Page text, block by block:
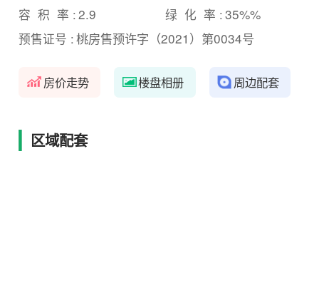
容 积 率 :2.9 绿 化 率 :35%%
预售证号 :桃房售预许字（2021）第0034号
房价走势 楼盘相册 周边配套
区域配套